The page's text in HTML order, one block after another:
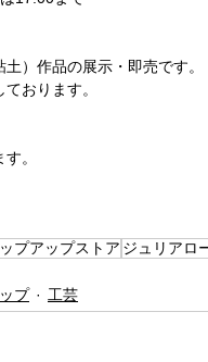
）作品の展示・即売です。
おります。
。
プアップストア ジュリアロ
プ 工芸